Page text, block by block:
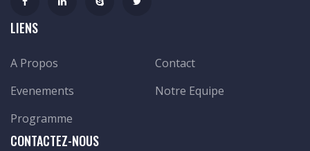
LIENS
A Propos
Contact
Evenements
Notre Equipe
Programme
CONTACTEZ-NOUS